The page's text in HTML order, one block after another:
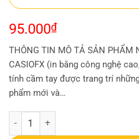
95.000₫
THÔNG TIN MÔ TẢ SẢN PHẨM
CASIOFX (in bằng công nghệ
tính cầm tay được trang trí
phẩm mới và…
Ốp máy tính Casio FX 580 VNX